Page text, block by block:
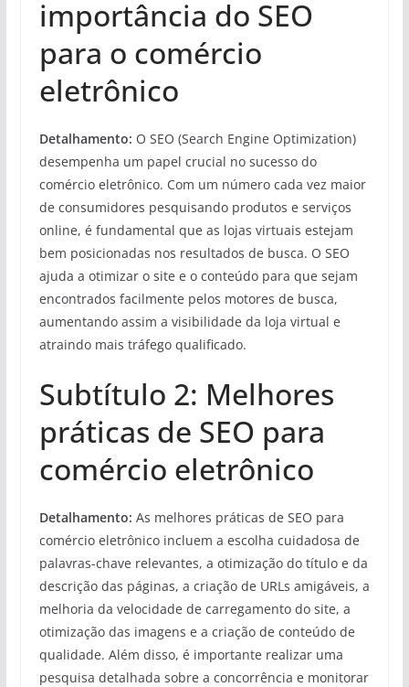
importância do SEO
para o comércio
eletrônico
Detalhamento: O SEO (Search Engine Optimization)
desempenha um papel crucial no sucesso do
comércio eletrônico. Com um número cada vez maior
de consumidores pesquisando produtos e serviços
online, é fundamental que as lojas virtuais estejam
bem posicionadas nos resultados de busca. O SEO
ajuda a otimizar o site e o conteúdo para que sejam
encontrados facilmente pelos motores de busca,
aumentando assim a visibilidade da loja virtual e
atraindo mais tráfego qualificado.
Subtítulo 2: Melhores
práticas de SEO para
comércio eletrônico
Detalhamento: As melhores práticas de SEO para
comércio eletrônico incluem a escolha cuidadosa de
palavras-chave relevantes, a otimização do título e da
descrição das páginas, a criação de URLs amigáveis, a
melhoria da velocidade de carregamento do site, a
otimização das imagens e a criação de conteúdo de
qualidade. Além disso, é importante realizar uma
pesquisa detalhada sobre a concorrência e monitorar